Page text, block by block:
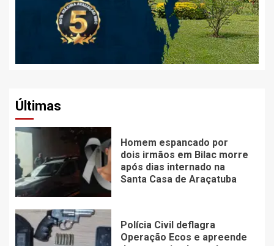
Últimas
Homem espancado por
dois irmãos em Bilac morre
após dias internado na
Santa Casa de Araçatuba
Polícia Civil deflagra
Operação Ecos e apreende